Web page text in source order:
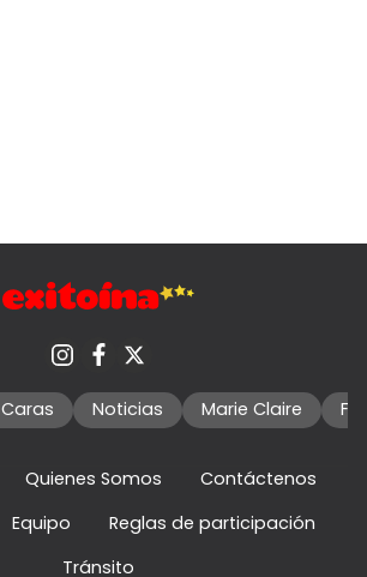
Caras Noticias Marie Claire
Quienes Somos
Contáctenos
Equipo
Reglas de participación
Tránsito